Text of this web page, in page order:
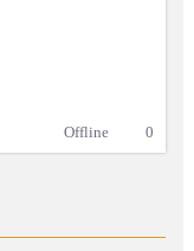
Offline
0